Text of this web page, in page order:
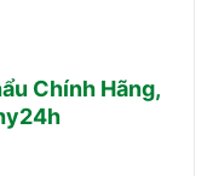
Chính Hãng,